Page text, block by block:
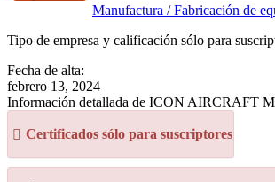
Manufactura / Fabricación de
Tipo de empresa y calificación sólo para
Fecha de alta:
febrero 13, 2024
Información detallada de ICON AIRCRAFT
Certificados sólo para suscriptores